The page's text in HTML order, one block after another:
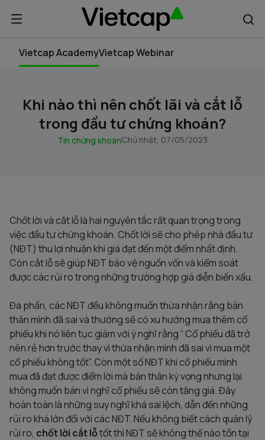
Vietcap AcademyVietcap Webinar
Khi nào thì nên chốt lãi và cắt lỗ
trong đầu tư chứng khoán?
Tin chứng khoánChủ nhật, 07/05/2023
Chốt lời và cắt lỗ là hai nguyên tắc rất quan trọng trong
việc đầu tư chứng khoán. Chốt lời sẽ cho phép nhà đầu tư
(NĐT) thu lợi nhuận khi giá đạt đến một điểm nhất định.
Còn cắt lỗ sẽ giúp NĐT bảo vệ nguồn vốn và kiểm soát
được các rủi ro trong những trường hợp giá diễn biến xấu.
Đa phần, các NĐT đều không muốn thừa nhận rằng bản
thân mình đã sai và thường sẽ có xu hướng mua thêm cổ
phiếu khi nó liên tục giảm với ý nghĩ rằng “ Cổ phiếu đã trở
nên rẻ hơn trước thay vì thừa nhận mình đã sai vì mua một
cổ phiếu không tốt”. Còn một số NĐT khi cổ phiếu mình
mua đã đạt được điểm lời mà bản thân kỳ vọng nhưng lại
không muốn bán vì nghĩ cổ phiếu sẽ còn tăng giá. Đây
hoàn toàn là những suy nghĩ khá sai lệch, dẫn đến những
rủi ro khá lớn đối với các NĐT. Nếu không biết cách quản lý
rủi ro, chốt lời cắt lỗtốt thì NĐT sẽ không thể nào tồn tại